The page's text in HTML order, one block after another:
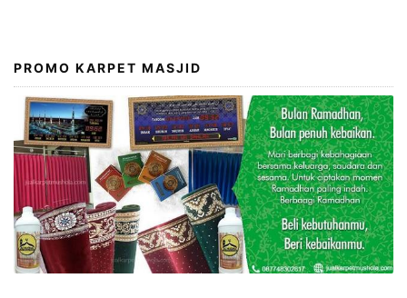
PROMO KARPET MASJID